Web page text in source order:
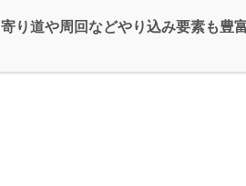
寄り道や周回などやり込み要素も豊